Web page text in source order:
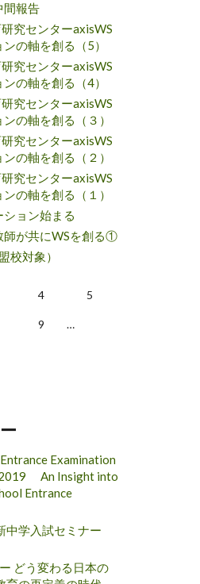
間報告
究センターaxisWS
の軸を創る（5）
究センターaxisWS
の軸を創る（4）
究センターaxisWS
の軸を創る（３）
究センターaxisWS
の軸を創る（２）
究センターaxisWS
の軸を創る（１）
ョン始まる
師が共にWSを創る①
校対象）
4 5
9 …
Examination
An Insight into
Entrance
中学入試セミナー
どう変わる日本の